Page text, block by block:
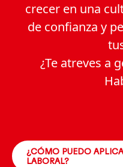
crecer en una
de confianza y
¿Te atreves a
¿CÓMO PUEDO
LABORAL?